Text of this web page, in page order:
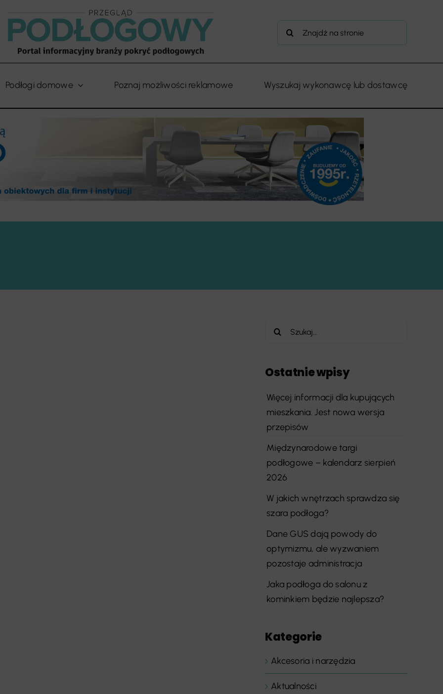
Szukaj
Podłogi domowe Poznaj możliwości reklamowe Wyszukaj wykonawcę lub dostawcę
Szukaj
Ostatnie wpisy
Więcej informacji dla kupujących
mieszkania. Jest nowa wersja
przepisów
Międzynarodowe targi
podłogowe – kalendarz sierpień
2026
W jakich wnętrzach sprawdza się
szara podłoga?
Dane GUS dają powody do
optymizmu, ale wyzwaniem
pozostaje administracja
Jaka podłoga do salonu z
kominkiem będzie najlepsza?
Kategorie
Akcesoria i narzędzia
Aktualności